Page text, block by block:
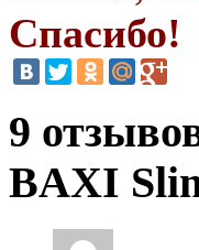
Спасибо!
9
BAXI